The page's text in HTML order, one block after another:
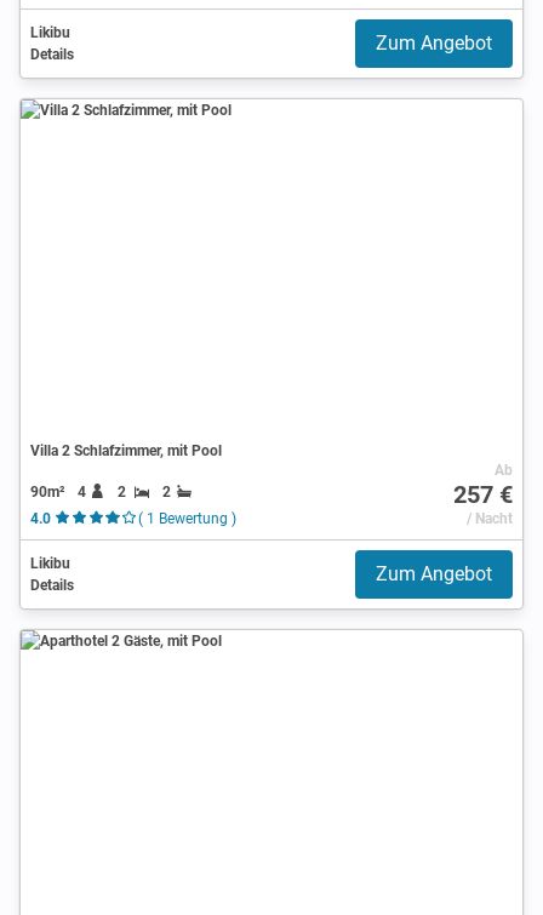
Likibu
Details
Zum Angebot
Villa 2 Schlafzimmer, mit Pool
90m² 4 2
2
4.0
( 1 Bewertung )
Ab
257 €
/ Nacht
Likibu
Details
Zum Angebot